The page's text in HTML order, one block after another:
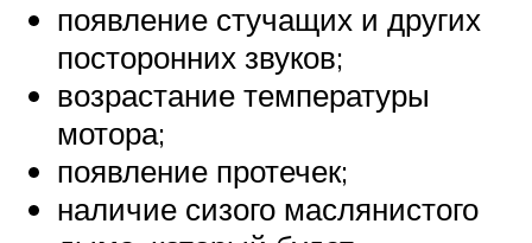
появление стучащих и других
посторонних звуков;
возрастание температуры
мотора;
появление протечек;
наличие сизого маслянистого